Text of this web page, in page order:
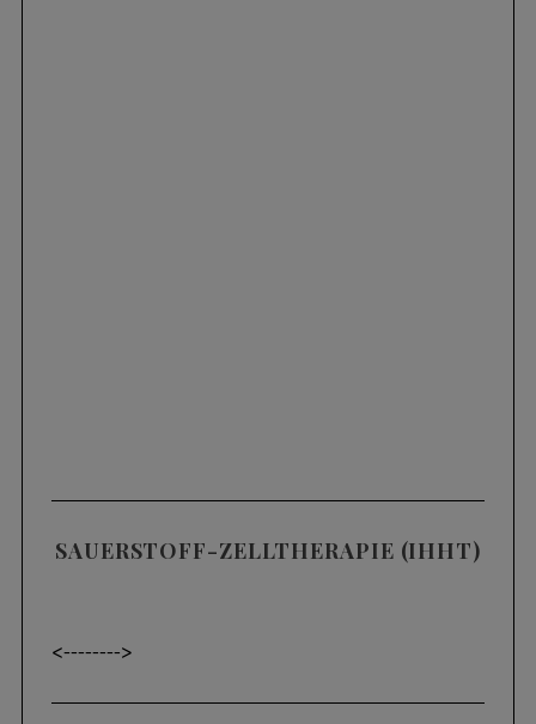
SAUERSTOFF-ZELLTHERAPIE (IHHT)
<-------->